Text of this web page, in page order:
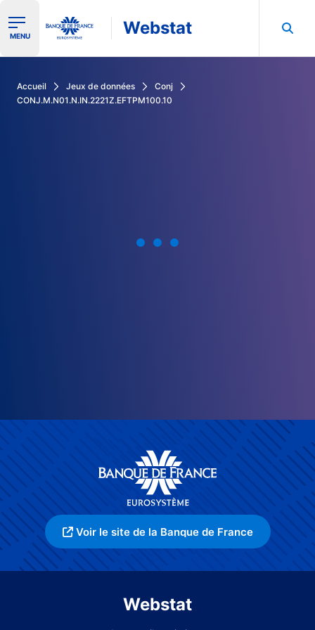
Ouvrir le menu de navigation
MENU Webstat
Accueil Jeux de données
Conj
CONJ.M.N01.N.IN.2221Z.EFTPM100.10
Voir le site de la Banque de France
Webstat